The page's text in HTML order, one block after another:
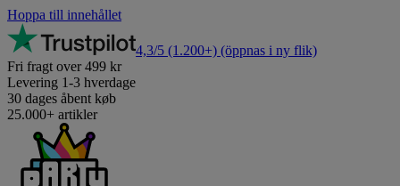
Hoppa till innehållet
4,3/5 (1.200+) (öppnas i ny flik)
Fri fragt over 499 kr
Levering 1-3 hverdage
30 dages åbent køb
25.000+ artikler